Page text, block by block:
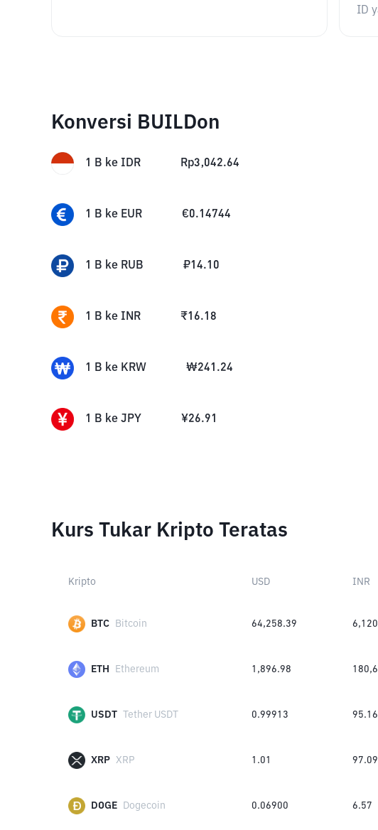
ID
Konversi BUILDon
1 B ke IDR Rp3,042.64
1 B ke EUR €0.14744
1 B ke RUB ₽14.10
1 B ke INR ₹16.18
1 B ke KRW ₩241.24
1 B ke JPY ¥26.91
Kurs Tukar Kripto Teratas
Kripto USD INR
BTC Bitcoin 64,258.39
ETH Ethereum 1,896.98
USDT Tether USDT 0.99913 95.16
XRP XRP 1.01 97.09
DOGE Dogecoin 0.06900 6.57